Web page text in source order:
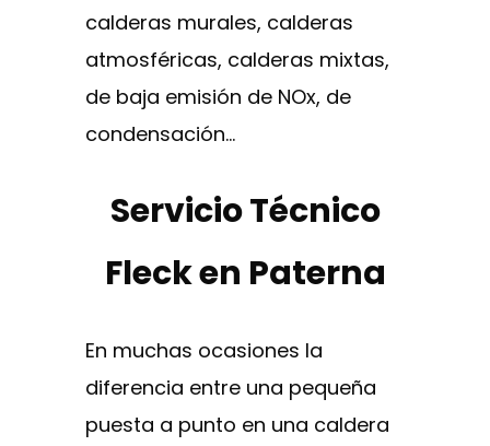
calderas murales, calderas
atmosféricas, calderas mixtas,
de baja emisión de NOx, de
condensación…
Servicio Técnico
Fleck en Paterna
En muchas ocasiones la
diferencia entre una pequeña
puesta a punto en una caldera